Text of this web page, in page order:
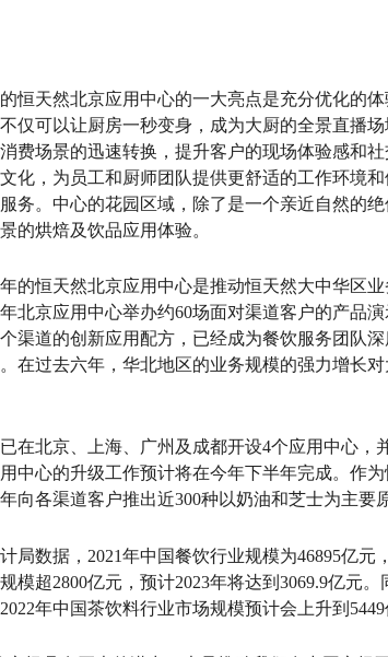
恒天然北京应用中心的一大亮点是充分优化的
仅可以让厨房一秒变身，成为大厨的全景直播
费场景的迅速转换，提升客户的现场体验感和
化，为员工和厨师团队提供更舒适的工作环境
务。中心的花园区域，除了是一个亲近自然的
的烘焙及饮品应用体验。
年的恒天然北京应用中心是推动恒天然大中华区
北京应用中心举办约60场面对渠道客户的产品
渠道的创新应用配方，已经成为餐饮服务团队
在过去六年，华北地区的业务规模的强力增长
在北京、上海、广州及成都开设4个应用中心，
中心的升级工作预计将在今年下半年完成。作
向各渠道客户推出近300种以奶油和芝士为主要
局数据，2021年中国餐饮行业规模为46895亿元
模超2800亿元，预计2023年将达到3069.9亿元
年中国茶饮料行业市场规模预计会上升到5449